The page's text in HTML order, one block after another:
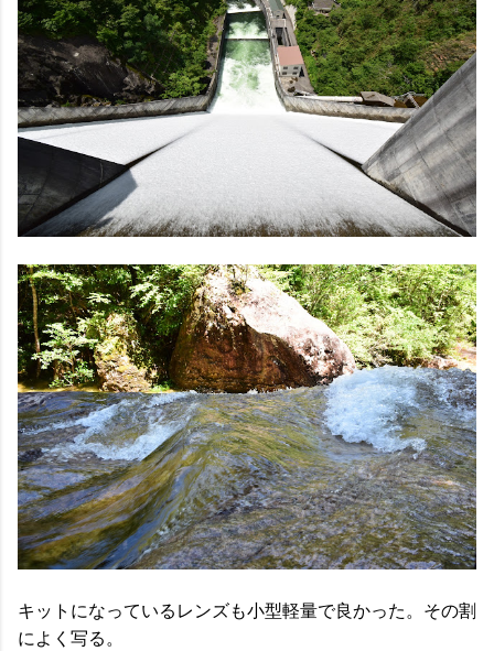
キットになっているレンズも小型軽量で良かった。その割
によく写る。